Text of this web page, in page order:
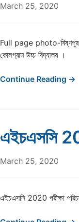
March 25, 2020
Full page photo-বিষ্ণপুর
কোলগ্রাম উচ্চ বিদ্যালয় ।
Continue Reading →
এইচএসসি
March 25, 2020
এইচএসসি 2020 পরীক্ষা